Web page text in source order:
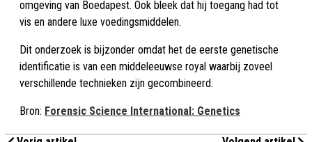
omgeving van Boedapest. Ook bleek dat hij toegang had tot
vis en andere luxe voedingsmiddelen.
Dit onderzoek is bijzonder omdat het de eerste genetische
identificatie is van een middeleeuwse royal waarbij zoveel
verschillende technieken zijn gecombineerd.
Bron: Forensic Science International: Genetics